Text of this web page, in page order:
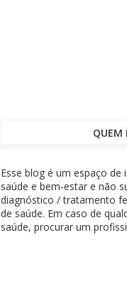
QUEM
Esse blog é um espaço
saúde e bem-estar e não
diagnóstico / tratamento
de saúde. Em caso de
saúde, procurar um